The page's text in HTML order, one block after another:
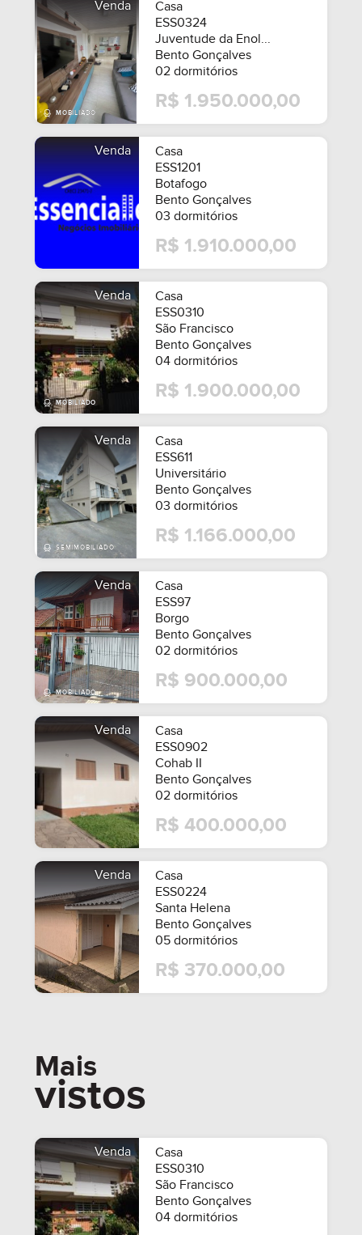
MOBILIADO
Venda
Casa
ESS0324
Juventude da Enol...
Bento Gonçalves
02 dormitórios
R$ 1.950.000,00
Venda
Casa
ESS1201
Botafogo
Bento Gonçalves
03 dormitórios
R$ 1.910.000,00
Venda
Casa
ESS0310
São Francisco
Bento Gonçalves
04 dormitórios
R$ 1.900.000,00
SEMIMOBILIADO
Venda
Casa
ESS611
Universitário
Bento Gonçalves
03 dormitórios
R$ 1.166.000,00
Venda
Casa
ESS97
Borgo
Bento Gonçalves
02 dormitórios
R$ 900.000,00
Venda
Casa
ESS0902
Cohab II
Bento Gonçalves
02 dormitórios
R$ 400.000,00
Venda
Casa
ESS0224
Santa Helena
Bento Gonçalves
05 dormitórios
R$ 370.000,00
Mais
vistos
Venda
Casa
ESS0310
São Francisco
Bento Gonçalves
04 dormitórios